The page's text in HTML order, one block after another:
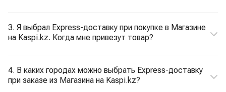
3. Я выбрал Express-доставку при покупке в Магазине
на Kaspi.kz. Когда мне привезут товар?
4. В каких городах можно выбрать Express-доставку
при заказе из Магазина на Kaspi.kz?